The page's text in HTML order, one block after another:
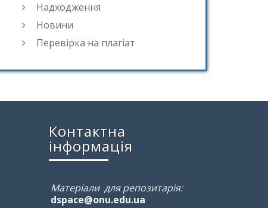
Надходження
Новини
Перевірка на плагіат
Контактна
інформація
Матеріали для репозитарія:
dspace@onu.edu.ua